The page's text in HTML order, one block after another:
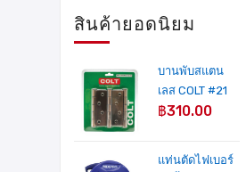
สินค้ายอดนิยม
บานพับสแตน
เลส COLT #21
4"X3" AC หนา
฿310.00
แท่นตัดไฟเบอร์